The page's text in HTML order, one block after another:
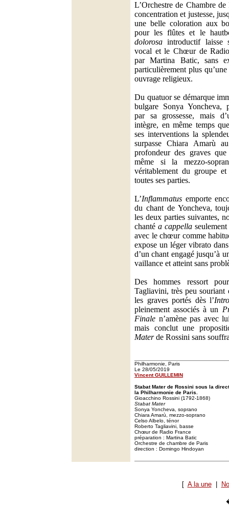
L’Orchestre de Chambre
concentration et justesse,
une belle coloration aux
pour les flûtes et le
dolorosa introductif laisse
vocal et le Chœur de
par Martina Batic, sans
particulièrement plus
ouvrage religieux.
Du quatuor se démarque
bulgare Sonya Yoncheva,
par sa grossesse, mais
intègre, en même temps
ses interventions la
surpasse Chiara Amarù
profondeur des graves
même si la mezzo-
véritablement du groupe
toutes ses parties.
L’Inflammatus emporte
du chant de Yoncheva,
les deux parties suivantes,
chanté a cappella
avec le chœur comme
expose un léger vibrato
d’un chant engagé jusqu’à
vaillance et atteint sans
Des hommes ressort
Tagliavini, très peu souriant
les graves portés dès l’
pleinement associés à un
Finale n’amène pas avec
mais conclut une
Materde Rossini sans
Philharmonie, Paris
Le 28/05/2019
Vincent GUILLEMIN
Stabat Mater de Rossini sous la
la Philharmonie de Paris.
Gioacchino Rossini (1792-1868)
Stabat Mater
Sonya Yoncheva, soprano
Chiara Amarù, mezzo-soprano
Celso Albelo, ténor
Roberto Tagliavini, basse
Chœur de Radio France
préparation : Martina Batic
Orchestre de chambre de Paris
direction : Domingo Hindoyan
[ A la une|